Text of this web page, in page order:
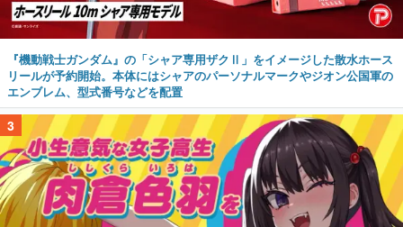
『機動戦士ガンダム』の「シャア専用ザクⅡ」をイメージした散水ホース
リールが予約開始。本体にはシャアのパーソナルマークやジオン公国軍の
エンブレム、型式番号などを配置
3